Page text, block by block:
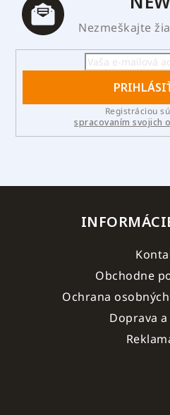
Nezmeškajte
spracovaním svojich
Obchodne
Ochrana
Doprava